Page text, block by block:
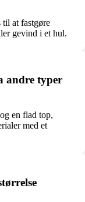
til at fastgøre
gevind i et hul.
andre typer
en flad top,
med et